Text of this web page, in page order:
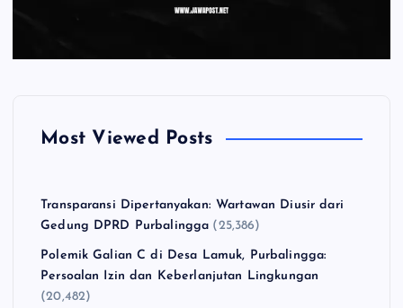
Most Viewed Posts
Transparansi Dipertanyakan: Wartawan Diusir dari
Gedung DPRD Purbalingga (25,386)
Polemik Galian C di Desa Lamuk, Purbalingga:
Persoalan Izin dan Keberlanjutan Lingkungan
(20,482)